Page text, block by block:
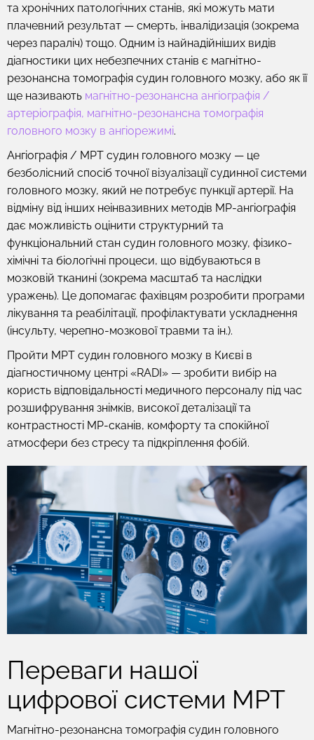
та хронічних патологічних станів, які можуть мати
плачевний результат — смерть, інвалідизація (зокрема
через параліч) тощо. Одним із найнадійніших видів
діагностики цих небезпечних станів є магнітно-
резонансна томографія судин головного мозку, або як її
ще називають магнітно-резонансна ангіографія /
артеріографія, магнітно-резонансна томографія
головного мозку в ангіорежимі.
Ангіографія / МРТ судин головного мозку — це
безболісний спосіб точної візуалізації судинної системи
головного мозку, який не потребує пункції артерії. На
відміну від інших неінвазивних методів МР-ангіографія
дає можливість оцінити структурний та
функціональний стан судин головного мозку, фізико-
хімічні та біологічні процеси, що відбуваються в
мозковій тканині (зокрема масштаб та наслідки
уражень). Це допомагає фахівцям розробити програми
лікування та реабілітації, профілактувати ускладнення
(інсульту, черепно-мозкової травми та ін.).
Пройти МРТ судин головного мозку в Києві в
діагностичному центрі «RADI» — зробити вибір на
користь відповідальності медичного персоналу під час
розшифрування знімків, високої деталізації та
контрастності МР-сканів, комфорту та спокійної
атмосфери без стресу та підкріплення фобій.
Переваги нашої
цифрової системи МРТ
Магнітно-резонансна томографія судин головного